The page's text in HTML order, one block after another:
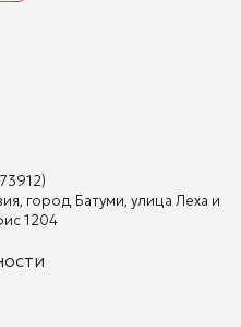
город Батуми, улица Леха и
1204